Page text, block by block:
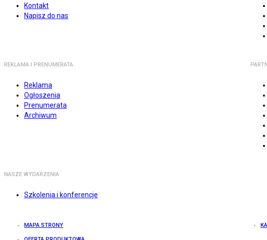
Kontakt
Napisz do nas
REKLAMA I PRENUMERATA
Reklama
Ogłoszenia
Prenumerata
Archiwum
NASZE WYDARZENIA
Szkolenia i konferencje
MAPA STRONY